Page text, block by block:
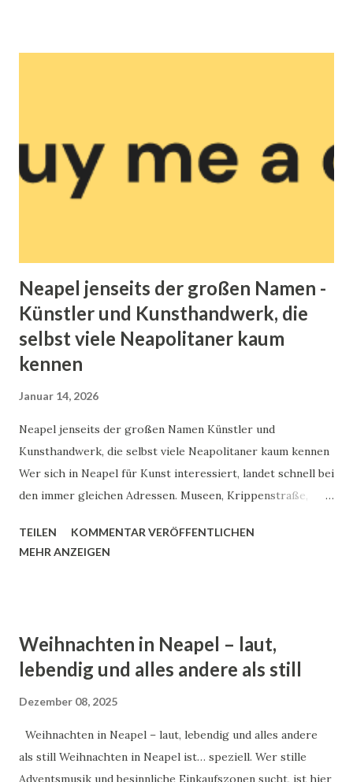
Aquädukte, Fluchtwege etc. Versteckte Street Art und
Murals in Stadtvierteln wie Rione Sanità, Forcella etc.
Ungewöhnliche Museen wie das MUSA Anatomy Museum.
Neapel jenseits der großen Namen -
Künstler und Kunsthandwerk, die
selbst viele Neapolitaner kaum
kennen
Januar 14, 2026
Neapel jenseits der großen Namen Künstler und
Kunsthandwerk, die selbst viele Neapolitaner kaum kennen
Wer sich in Neapel für Kunst interessiert, landet schnell bei
den immer gleichen Adressen. Museen, Krippenstraße,
daneben existiert eine zweite Ebene. Kleine Werkstätten,
Historischer Kontext: Handwerk als Überlebensstrategie
Neapel war nie eine Stadt der großen Industrien. Vieles lief
Hinterhöfen und Erdgeschossen. Instrumentenbauer,
Metallarbeiter, Papiermacher, Keramiker. Nach dem
TEILEN
KOMMENTAR VERÖFFENTLICHEN
MEHR ANZEIGEN
Weihnachten in Neapel – laut,
lebendig und alles andere als still
Dezember 08, 2025
Weihnachten in Neapel – laut, lebendig und alles andere
als still Weihnachten in Neapel ist… speziell. Wer stille
Adventsmusik und besinnliche Einkaufszonen sucht, ist hier